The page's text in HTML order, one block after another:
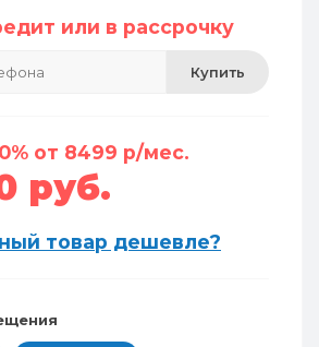
или в рассрочку
Купить
от 8499 р/мес.
руб.
товар дешевле?